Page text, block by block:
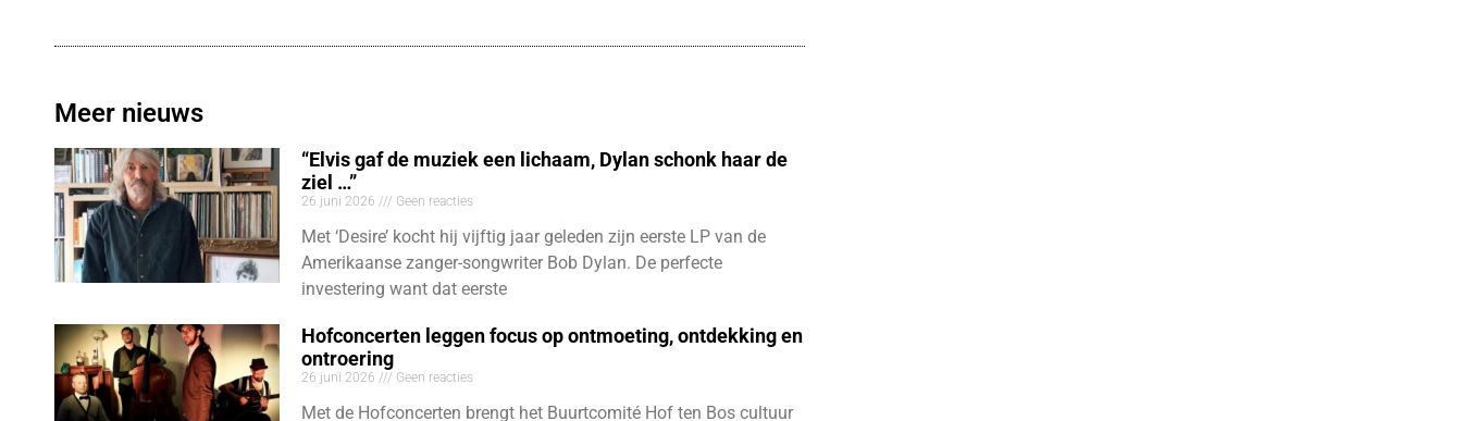
Meer nieuws
“Elvis gaf de muziek een lichaam, Dylan schonk haar de
ziel …”
26 juni 2026 Geen reacties
Met ‘Desire’ kocht hij vijftig jaar geleden zijn eerste LP van de
Amerikaanse zanger-songwriter Bob Dylan. De perfecte
investering want dat eerste
Hofconcerten leggen focus op ontmoeting, ontdekking en
ontroering
26 juni 2026 Geen reacties
Met de Hofconcerten brengt het Buurtcomité Hof ten Bos cultuur